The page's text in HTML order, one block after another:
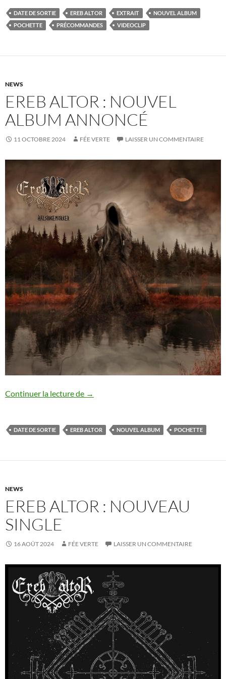
DATE DE SORTIE EREB ALTOR EXTRAIT
NOUVEL ALBUM
POCHETTE
PRÉCOMMANDES VIDEOCLIP
NEWS
EREB ALTOR : NOUVEL
ALBUM ANNONCÉ
11 OCTOBRE 2024 FÉE VERTE LAISSER UN COMMENTAIRE
Continuer la lecture de Ereb Altor : nouvel album annoncé
→
DATE DE SORTIE EREB ALTOR NOUVEL ALBUM POCHETTE
NEWS
EREB ALTOR : NOUVEAU
SINGLE
16 AOÛT 2024 FÉE VERTE LAISSER UN COMMENTAIRE